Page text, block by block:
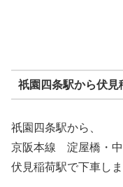
祇園四条駅から伏見
祇園四条駅から、
京阪本線 淀屋橋・中
伏見稲荷駅で下車しま